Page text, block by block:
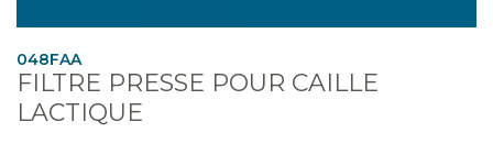
048FAA
FILTRE PRESSE POUR CAILLE
LACTIQUE